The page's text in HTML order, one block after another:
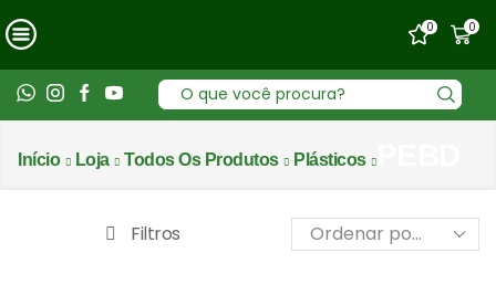
0 0
Entrada
de
pesquisa
Início Loja Todos Os Produtos Plásticos PEBD
Filtros